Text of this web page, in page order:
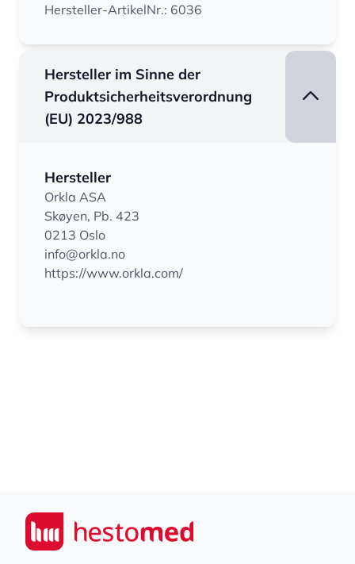
Hersteller-ArtikelNr.: 6036
Hersteller im Sinne der
Produktsicherheitsverordnung
(EU) 2023/988
Hersteller
Orkla ASA
Skøyen, Pb. 423
0213 Oslo
info@orkla.no
https://www.orkla.com/
Seiwert GmbH